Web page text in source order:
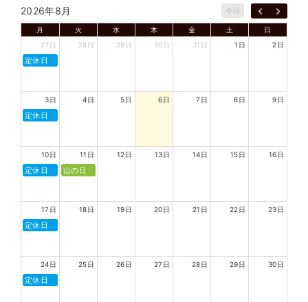
2026年8月 今日
月 火 水 木 金 土
日
27日
定休日
28日 29日 30日 31日 1日 2日
3日
定休日
4日 5日 6日 7日 8日 9日
10日
定休日
11日
山の日
12日 13日 14日 15日 16日
17日
定休日
18日 19日 20日 21日 22日 23日
24日
定休日
25日 26日 27日 28日 29日 30日